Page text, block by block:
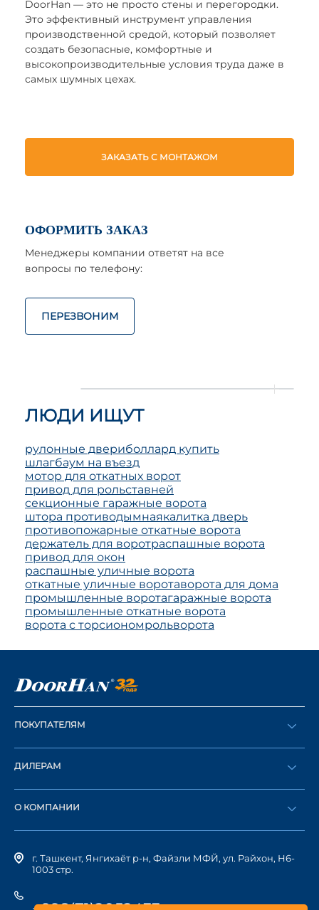
DoorHan — это не просто стены и перегородки.
Это эффективный инструмент управления
производственной средой, который позволяет
создать безопасные, комфортные и
высокопроизводительные условия труда даже в
самых шумных цехах.
ЗАКАЗАТЬ С МОНТАЖОМ
ОФОРМИТЬ ЗАКАЗ
Менеджеры компании ответят на все
вопросы по телефону:
ПЕРЕЗВОНИМ
ЛЮДИ ИЩУТ
рулонные двериболлард купить
шлагбаум на въезд
мотор для откатных ворот
привод для рольставней
секционные гаражные ворота
штора противодымнаякалитка дверь
противопожарные откатные ворота
держатель для воротраспашные ворота
привод для окон
распашные уличные ворота
откатные уличные воротаворота для дома
промышленные воротагаражные ворота
промышленные откатные ворота
ворота с торсиономрольворота
ПОКУПАТЕЛЯМ
Оформить заказ
Каталог
ДИЛЕРАМ
Стать дилером
Вход в ЛК
О КОМПАНИИ
История компании
г. Ташкент, Янгихаёт р-н, Файзли МФЙ, ул. Райхон, Н6-
1003 стр.